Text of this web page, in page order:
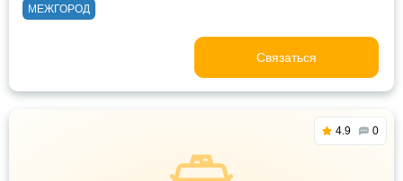
МЕЖГОРОД
Связаться
4.9 0